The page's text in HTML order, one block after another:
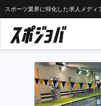
スポーツ業界に特化した求人メディ